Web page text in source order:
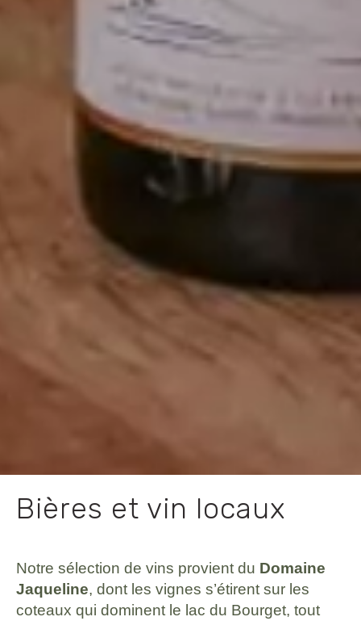
Bières et vin locaux
Notre sélection de vins provient du Domaine
Jaqueline, dont les vignes s’étirent sur les
coteaux qui dominent le lac du Bourget, tout